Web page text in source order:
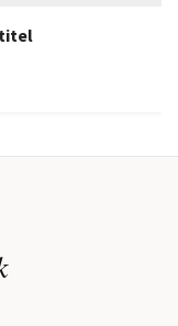
titel